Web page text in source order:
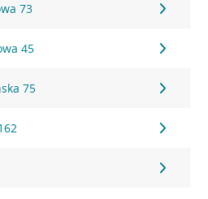
73
45
75